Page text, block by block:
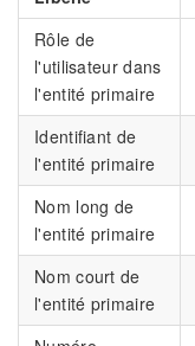
Rôle de
l'utilisateur dans
l'entité primaire
Identifiant de
l'entité primaire
Nom long de
l'entité primaire
Nom court de
l'entité primaire